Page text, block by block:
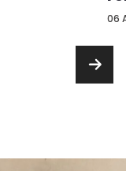
06